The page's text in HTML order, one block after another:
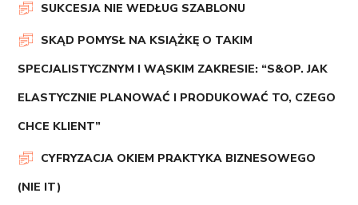
SUKCESJA NIE WEDŁUG SZABLONU
SKĄD POMYSŁ NA KSIĄŻKĘ O TAKIM
SPECJALISTYCZNYM I WĄSKIM ZAKRESIE: “S&OP. JAK
ELASTYCZNIE PLANOWAĆ I PRODUKOWAĆ TO, CZEGO
CHCE KLIENT”
CYFRYZACJA OKIEM PRAKTYKA BIZNESOWEGO
(NIE IT)